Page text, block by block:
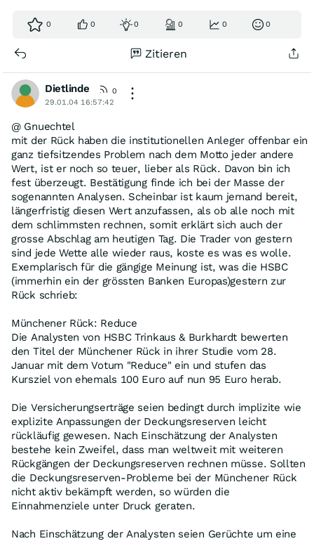
0 0 0 0 0 0
Zitieren
Dietlinde
0
29.01.04 16:57:42
@ Gnuechtel
mit der Rück haben die institutionellen Anleger offenbar ein
ganz tiefsitzendes Problem nach dem Motto jeder andere
Wert, ist er noch so teuer, lieber als Rück. Davon bin ich
fest überzeugt. Bestätigung finde ich bei der Masse der
sogenannten Analysen. Scheinbar ist kaum jemand bereit,
längerfristig diesen Wert anzufassen, als ob alle noch mit
dem schlimmsten rechnen, somit erklärt sich auch der
grosse Abschlag am heutigen Tag. Die Trader von gestern
sind jede Wette alle wieder raus, koste es was es wolle.
Exemplarisch für die gängige Meinung ist, was die HSBC
(immerhin ein der grössten Banken Europas)gestern zur
Rück schrieb:
Münchener Rück: Reduce
Die Analysten von HSBC Trinkaus & Burkhardt bewerten
den Titel der Münchener Rück in ihrer Studie vom 28.
Januar mit dem Votum "Reduce" ein und stufen das
Kursziel von ehemals 100 Euro auf nun 95 Euro herab.
Die Versicherungserträge seien bedingt durch implizite wie
explizite Anpassungen der Deckungsreserven leicht
rückläufig gewesen. Nach Einschätzung der Analysten
bestehe kein Zweifel, dass man weltweit mit weiteren
Rückgängen der Deckungsreserven rechnen müsse. Sollten
die Deckungsreserven-Probleme bei der Münchener Rück
nicht aktiv bekämpft werden, so würden die
Einnahmenziele unter Druck geraten.
Nach Einschätzung der Analysten seien Gerüchte um eine